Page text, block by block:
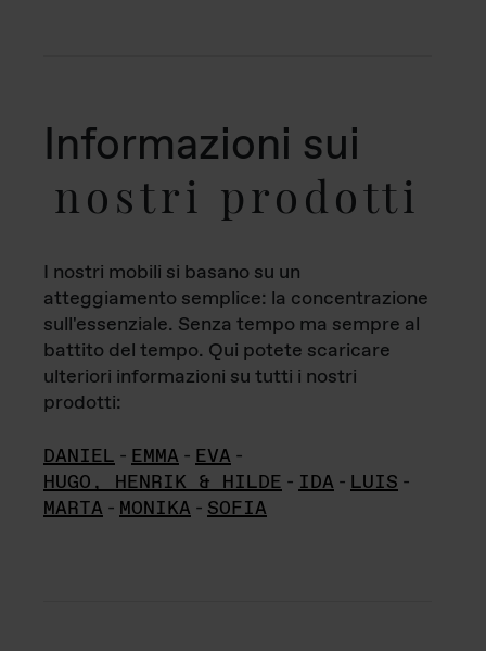
Informazioni sui
nostri prodotti
I nostri mobili si basano su un
atteggiamento semplice: la concentrazione
sull'essenziale. Senza tempo ma sempre al
battito del tempo. Qui potete scaricare
ulteriori informazioni su tutti i nostri
prodotti:
DANIEL - EMMA - EVA -
HUGO, HENRIK & HILDE - IDA - LUIS -
MARTA - MONIKA - SOFIA